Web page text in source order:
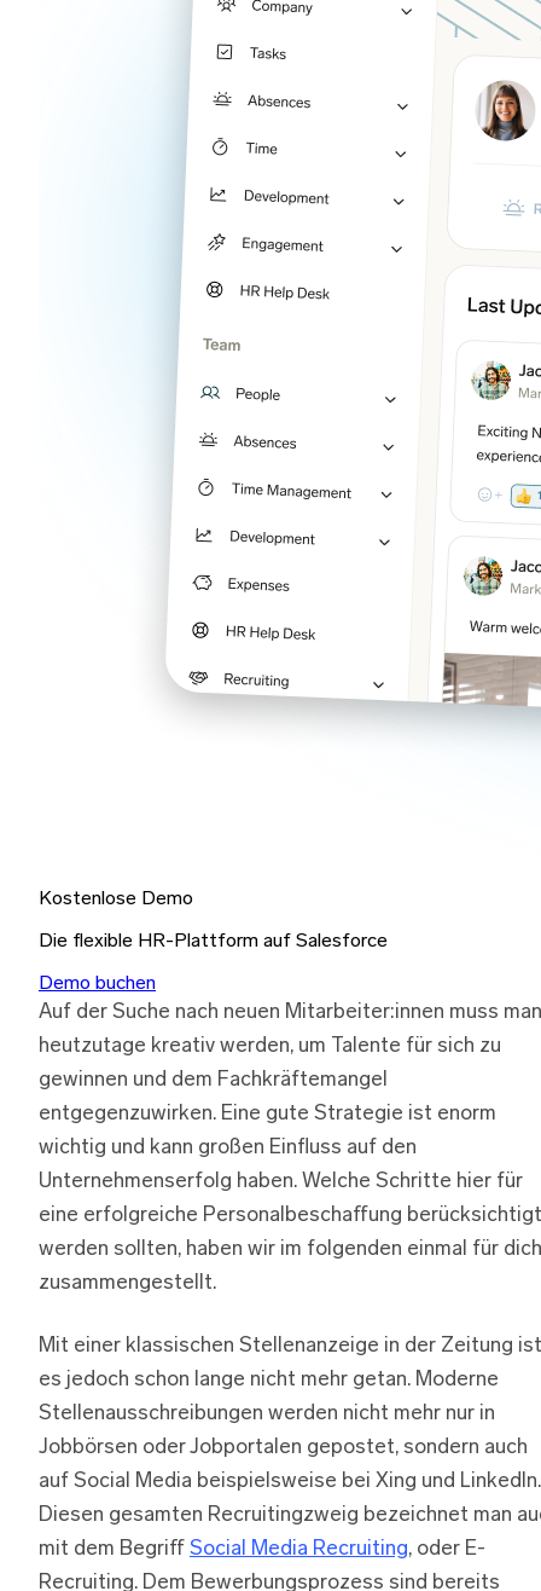
Kostenlose Demo
Die flexible HR-Plattform auf Salesforce
Demo buchen
Auf der Suche nach neuen Mitarbeiter:innen muss man
heutzutage kreativ werden, um Talente für sich zu
gewinnen und dem Fachkräftemangel
entgegenzuwirken. Eine gute Strategie ist enorm
wichtig und kann großen Einfluss auf den
Unternehmenserfolg haben. Welche Schritte hier für
eine erfolgreiche Personalbeschaffung berücksichtigt
werden sollten, haben wir im folgenden einmal für dich
zusammengestellt.
Mit einer klassischen Stellenanzeige in der Zeitung ist
es jedoch schon lange nicht mehr getan. Moderne
Stellenausschreibungen werden nicht mehr nur in
Jobbörsen oder Jobportalen gepostet, sondern auch
auf Social Media beispielsweise bei Xing und LinkedIn.
Diesen gesamten Recruitingzweig bezeichnet man
mit dem Begriff Social Media Recruiting, oder E-
Recruiting. Dem Bewerbungsprozess sind bereits